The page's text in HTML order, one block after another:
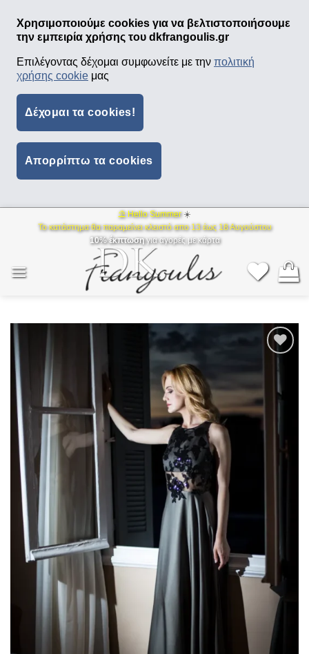
Χρησιμοποιούμε cookies για να βελτιστοποιήσουμε
την εμπειρία χρήσης του dkfrangoulis.gr
Επιλέγοντας δέχομαι συμφωνείτε με την πολιτική
χρήσης cookie μας
Δέχομαι τα cookies!
Απορρίπτω τα cookies
⛱ Hello Summer ☀️
Το κατάστημα θα παραμείνει κλειστό απο 13 έως 18 Αυγούστου
10% έκπτωσηγια αγορές με κάρτα